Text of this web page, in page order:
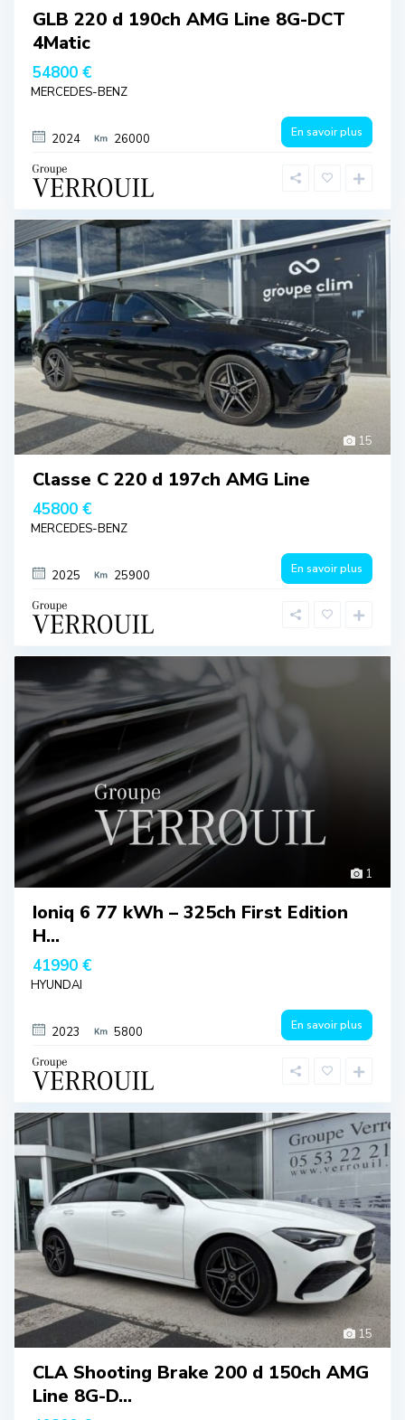
GLB 220 d 190ch AMG Line 8G-DCT
4Matic
54800 €
MERCEDES-BENZ
2024 26000 En savoir plus
15
Classe C 220 d 197ch AMG Line
45800 €
MERCEDES-BENZ
2025 25900 En savoir plus
1
Ioniq 6 77 kWh – 325ch First Edition
H...
41990 €
HYUNDAI
2023 5800 En savoir plus
15
CLA Shooting Brake 200 d 150ch AMG
Line 8G-D...